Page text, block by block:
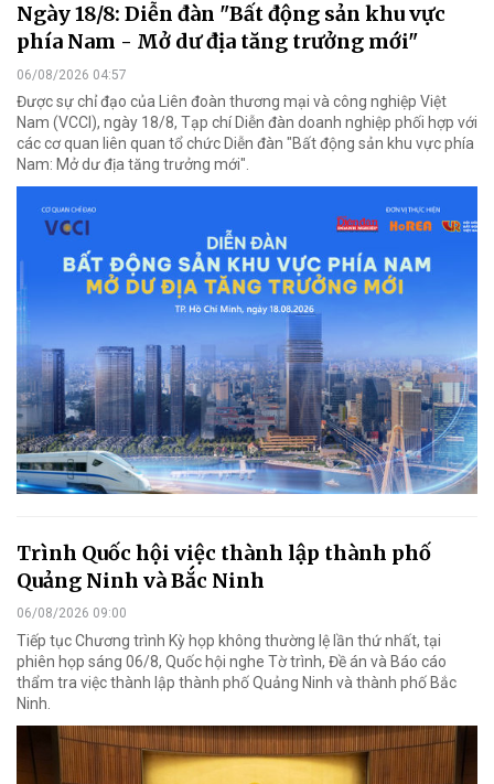
Ngày 18/8: Diễn đàn "Bất động sản khu vực
phía Nam - Mở dư địa tăng trưởng mới"
06/08/2026 04:57
Được sự chỉ đạo của Liên đoàn thương mại và công nghiệp Việt
Nam (VCCI), ngày 18/8, Tạp chí Diễn đàn doanh nghiệp phối hợp với
các cơ quan liên quan tổ chức Diễn đàn "Bất động sản khu vực phía
Nam: Mở dư địa tăng trưởng mới".
Trình Quốc hội việc thành lập thành phố
Quảng Ninh và Bắc Ninh
06/08/2026 09:00
Tiếp tục Chương trình Kỳ họp không thường lệ lần thứ nhất, tại
phiên họp sáng 06/8, Quốc hội nghe Tờ trình, Đề án và Báo cáo
thẩm tra việc thành lập thành phố Quảng Ninh và thành phố Bắc
Ninh.